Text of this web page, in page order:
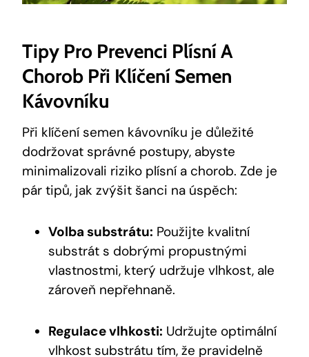
Tipy Pro Prevenci Plísní A
Chorob Při Klíčení Semen
Kávovníku
Při klíčení semen kávovníku je důležité
dodržovat správné postupy, abyste
minimalizovali riziko plísní a chorob. Zde je
pár tipů, jak zvýšit šanci na úspěch:
Volba substrátu: Použijte kvalitní
substrát s dobrými propustnými
vlastnostmi, který udržuje vlhkost, ale
zároveň nepřehnaně.
Regulace vlhkosti: Udržujte optimální
vlhkost substrátu tím, že pravidelně